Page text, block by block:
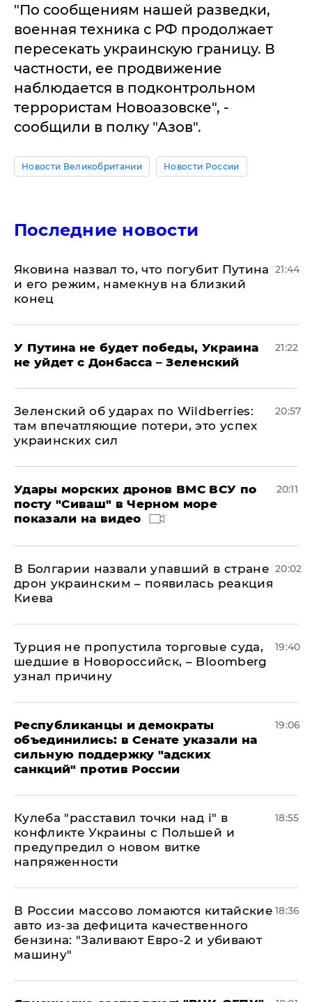
"По сообщениям нашей разведки,
военная техника с РФ продолжает
пересекать украинскую границу. В
частности, ее продвижение
наблюдается в подконтрольном
террористам Новоазовске", -
сообщили в полку "Азов".
Новости Великобритании Новости России
Последние новости
Яковина назвал то, что погубит Путина
и его режим, намекнув на близкий
конец
21:44
У Путина не будет победы, Украина
не уйдет с Донбасса – Зеленский
21:22
Зеленский об ударах по Wildberries:
там впечатляющие потери, это успех
украинских сил
20:57
Удары морских дронов ВМС ВСУ по
посту "Сиваш" в Черном море
показали на видео
20:11
В Болгарии назвали упавший в стране
дрон украинским – появилась реакция
Киева
20:02
Турция не пропустила торговые суда,
шедшие в Новороссийск, – Bloomberg
узнал причину
19:40
Республиканцы и демократы
объединились: в Сенате указали на
сильную поддержку "адских
санкций" против России
19:06
Кулеба "расставил точки над і" в
конфликте Украины с Польшей и
предупредил о новом витке
напряженности
18:55
В России массово ломаются китайские
авто из-за дефицита качественного
бензина: "Заливают Евро-2 и убивают
машину"
18:36